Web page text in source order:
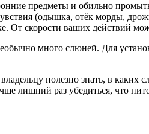
предметы и обильно
(одышка, отёк морды,
От скорости ваших действий
много слюней. Для
полезно знать, в
лишний раз убедиться, что